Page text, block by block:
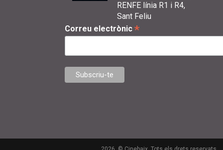
RENFE línia R1 i R4,
Sant Feliu
Correu electrònic *